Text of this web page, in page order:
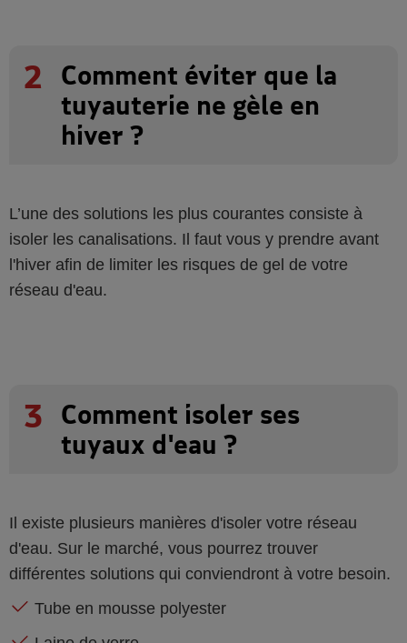
2
Comment éviter que la
tuyauterie ne gèle en
hiver ?
L’une des solutions les plus courantes consiste à
isoler les canalisations. Il faut vous y prendre avant
l'hiver afin de limiter les risques de gel de votre
réseau d'eau.
3
Comment isoler ses
tuyaux d'eau ?
Il existe plusieurs manières d'isoler votre réseau
d'eau. Sur le marché, vous pourrez trouver
différentes solutions qui conviendront à votre besoin.
Tube en mousse polyester